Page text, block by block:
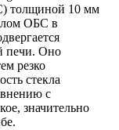
толщиной 10 мм
ОБС в
печи. Оно
резко
стекла
с
значительно